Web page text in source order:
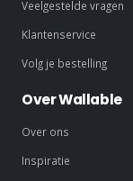
Veelgestelde vragen
Klantenservice
Volg je bestelling
Over Wallable
Over ons
Inspiratie